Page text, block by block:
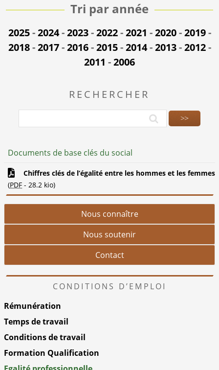
Tri par année
2025-2024-2023-2022-2021 -2020-2019-
2018-2017-2016-2015-2014-2013-2012-
2011 -2006
RECHERCHER
Documents de base clés du social
Chiffres clés de l’égalité entre les hommes et les femmes
(PDF - 28.2 kio)
Nous connaître
Nous soutenir
Contact
CONDITIONS D’EMPLOI
Rémunération
Temps de travail
Conditions de travail
Formation Qualification